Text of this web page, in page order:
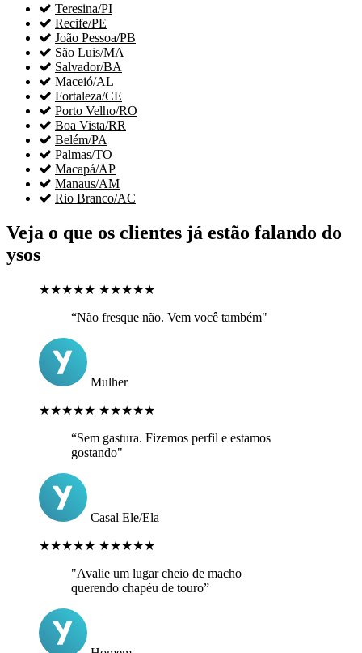
 Teresina/PI
 Recife/PE
 João Pessoa/PB
 São Luis/MA
 Salvador/BA
 Maceió/AL
 Fortaleza/CE
 Porto Velho/RO
 Boa Vista/RR
 Belém/PA
 Palmas/TO
 Macapá/AP
 Manaus/AM
 Rio Branco/AC
Veja o que os clientes já estão falando do
ysos
★★★★★ ★★★★★
“Não fresque não. Vem você também"
Mulher
★★★★★ ★★★★★
“Sem gastura. Fizemos perfil e estamos
gostando"
Casal Ele/Ela
★★★★★ ★★★★★
"Avalie um lugar cheio de macho
querendo chapéu de touro”